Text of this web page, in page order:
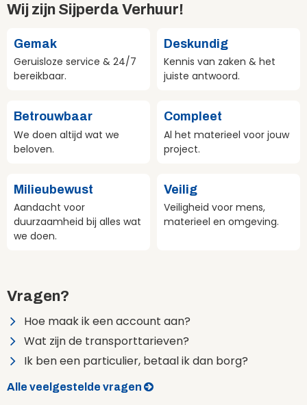
Wij zijn Sijperda Verhuur!
Gemak
Geruisloze service & 24/7
bereikbaar.
Deskundig
Kennis van zaken & het
juiste antwoord.
Betrouwbaar
We doen altijd wat we
beloven.
Compleet
Al het materieel voor jouw
project.
Milieubewust
Aandacht voor
duurzaamheid bij alles wat
we doen.
Veilig
Veiligheid voor mens,
materieel en omgeving.
Vragen?
Hoe maak ik een account aan?
Wat zijn de transporttarieven?
Ik ben een particulier, betaal ik dan borg?
Alle veelgestelde vragen